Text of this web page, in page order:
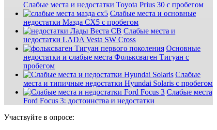
Слабые места и недостатки Toyota Prius 30 с пробегом
Слабые места и основные
недостатки Мазда СХ5 с пробегом
Слабые места и
недостатки LADA Vesta SW Cross
Основные
недостатки и слабые места Фольксваген Тигуан с
пробегом
Слабые
места и типичные недостатки Hyundai Solaris с пробегом
Слабые места
Ford Focus 3: достоинства и недостатки
Участвуйте в опросе: